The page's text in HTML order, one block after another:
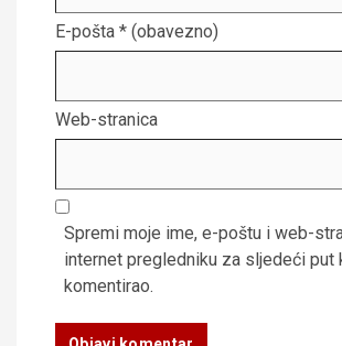
E-pošta * (obavezno)
Web-stranica
Spremi moje ime, e-poštu i web-
internet pregledniku za sljedeći put
komentirao.